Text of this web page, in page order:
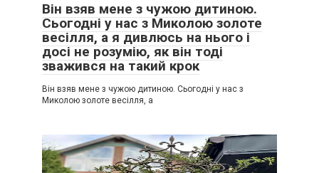
Він взяв мене з чужою дитиною.
Сьогодні у нас з Миколою золоте
весілля, а я дивлюсь на нього і
досі не розумію, як він тоді
зважився на такий крок
Він взяв мене з чужою дитиною. Сьогодні у нас з
Миколою золоте весілля, а